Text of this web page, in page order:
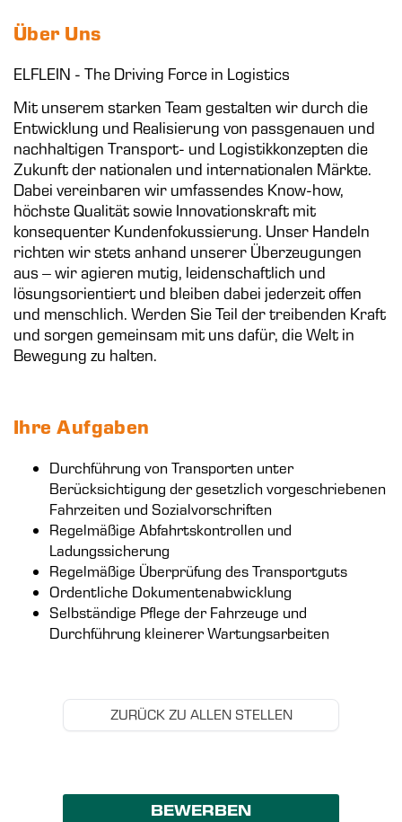
Über Uns
ELFLEIN - The Driving Force in Logistics
Mit unserem starken Team gestalten wir durch die
Entwicklung und Realisierung von passgenauen und
nachhaltigen Transport- und Logistikkonzepten die
Zukunft der nationalen und internationalen Märkte.
Dabei vereinbaren wir umfassendes Know-how,
höchste Qualität sowie Innovationskraft mit
konsequenter Kundenfokussierung. Unser Handeln
richten wir stets anhand unserer Überzeugungen
aus – wir agieren mutig, leidenschaftlich und
lösungsorientiert und bleiben dabei jederzeit offen
und menschlich. Werden Sie Teil der treibenden Kraft
und sorgen gemeinsam mit uns dafür, die Welt in
Bewegung zu halten.
ZURÜCK ZU ALLEN STELLEN
BEWERBEN
Ihre Aufgaben
Durchführung von Transporten unter
Berücksichtigung der gesetzlich vorgeschriebenen
Fahrzeiten und Sozialvorschriften
Regelmäßige Abfahrtskontrollen und
Ladungssicherung
Regelmäßige Überprüfung des Transportguts
Ordentliche Dokumentenabwicklung
Selbständige Pflege der Fahrzeuge und
Durchführung kleinerer Wartungsarbeiten